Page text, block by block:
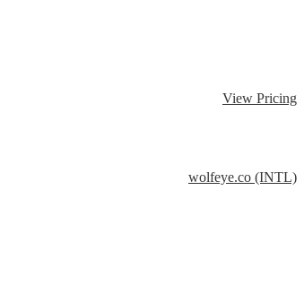
View Pricing
wolfeye.co (INTL)